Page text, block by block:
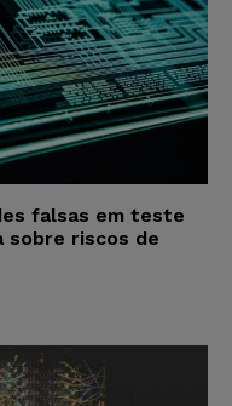
falsas em teste
sobre riscos de